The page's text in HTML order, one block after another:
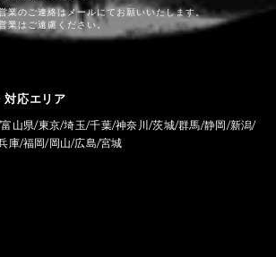
業のご連絡はメールにてお願いいたします。
業はご遠慮ください。
対応エリア
山県/東京/埼玉/千葉/神奈川/茨城/群馬/静岡/新潟/
庫/福岡/岡山/広島/宮城